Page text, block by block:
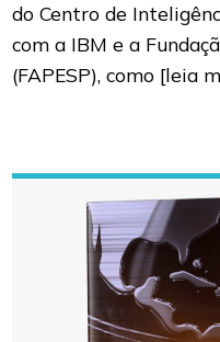
do Centro de
com a IBM e a
(FAPESP), como [leia